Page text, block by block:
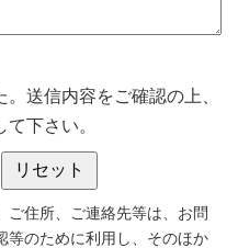
送信内容をご確認の上、
下さい。
ご住所、ご連絡先等は、お問
等のために利用し、そのほか